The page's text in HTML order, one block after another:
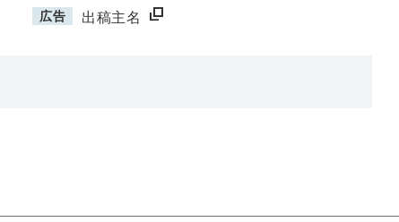
広告 出稿主名